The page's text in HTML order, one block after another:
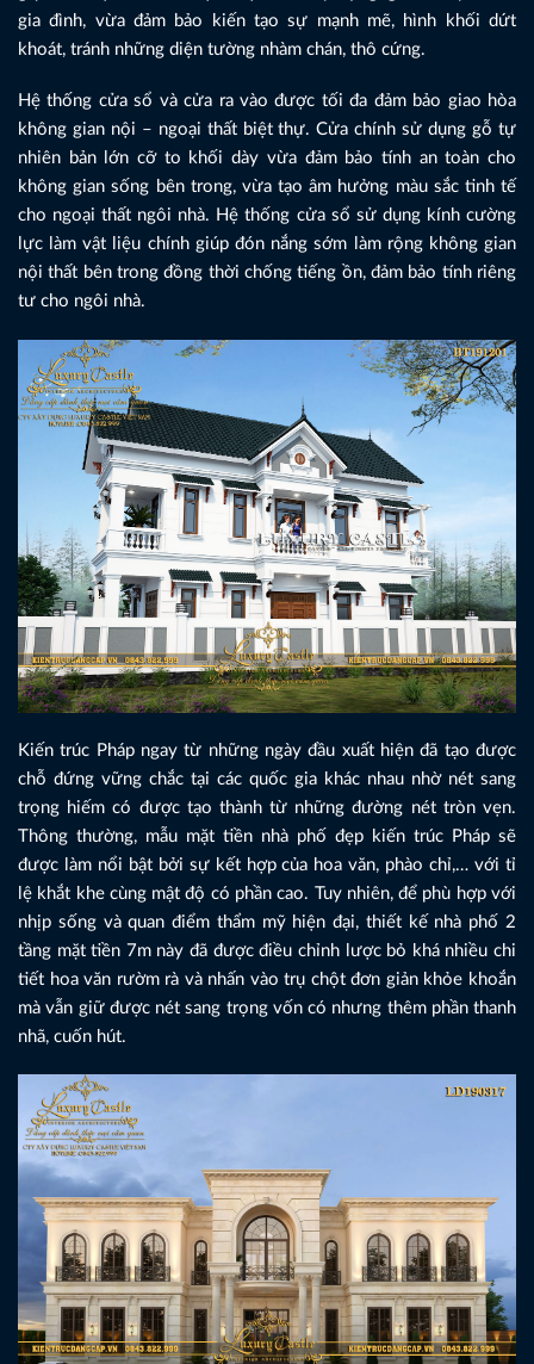
gia đình, vừa đảm bảo kiến tạo sự mạnh mẽ, hình khối dứt
khoát, tránh những diện tường nhàm chán, thô cứng.
Hệ thống cửa sổ và cửa ra vào được tối đa đảm bảo giao hòa
không gian nội – ngoại thất biệt thự. Cửa chính sử dụng gỗ tự
nhiên bản lớn cỡ to khối dày vừa đảm bảo tính an toàn cho
không gian sống bên trong, vừa tạo âm hưởng màu sắc tinh tế
cho ngoại thất ngôi nhà. Hệ thống cửa sổ sử dụng kính cường
lực làm vật liệu chính giúp đón nắng sớm làm rộng không gian
nội thất bên trong đồng thời chống tiếng ồn, đảm bảo tính riêng
tư cho ngôi nhà.
Kiến trúc Pháp ngay từ những ngày đầu xuất hiện đã tạo được
chỗ đứng vững chắc tại các quốc gia khác nhau nhờ nét sang
trọng hiếm có được tạo thành từ những đường nét tròn vẹn.
Thông thường, mẫu mặt tiền nhà phố đẹp kiến trúc Pháp sẽ
được làm nổi bật bởi sự kết hợp của hoa văn, phào chỉ,… với tỉ
lệ khắt khe cùng mật độ có phần cao. Tuy nhiên, để phù hợp với
nhịp sống và quan điểm thẩm mỹ hiện đại, thiết kế nhà phố 2
tầng mặt tiền 7m này đã được điều chỉnh lược bỏ khá nhiều chi
tiết hoa văn rườm rà và nhấn vào trụ chột đơn giản khỏe khoắn
mà vẫn giữ được nét sang trọng vốn có nhưng thêm phần thanh
nhã, cuốn hút.